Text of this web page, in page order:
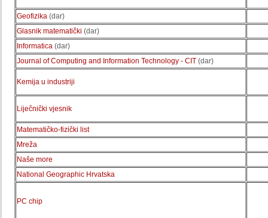
Geofizika (dar)
Glasnik matematički (dar)
Informatica (dar)
Journal of Computing and Information Technology - CIT (dar)
Kemija u industriji
Liječnički vjesnik
Matematičko-fizički list
Mreža
Naše more
National Geographic Hrvatska
PC chip